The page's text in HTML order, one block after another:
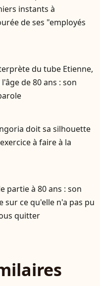
instants à
de ses "employés
du tube Etienne,
de 80 ans : son
doit sa silhouette
à faire à la
partie à 80 ans : son
sur ce qu'elle n'a pas pu
quitter